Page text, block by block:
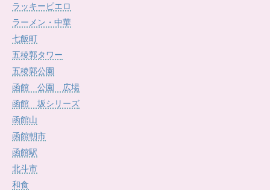
ラッキーピエロ
ラーメン・中華
七飯町
五稜郭タワー
五稜郭公園
函館 公園 広場
函館 坂シリーズ
函館山
函館朝市
函館駅
北斗市
和食